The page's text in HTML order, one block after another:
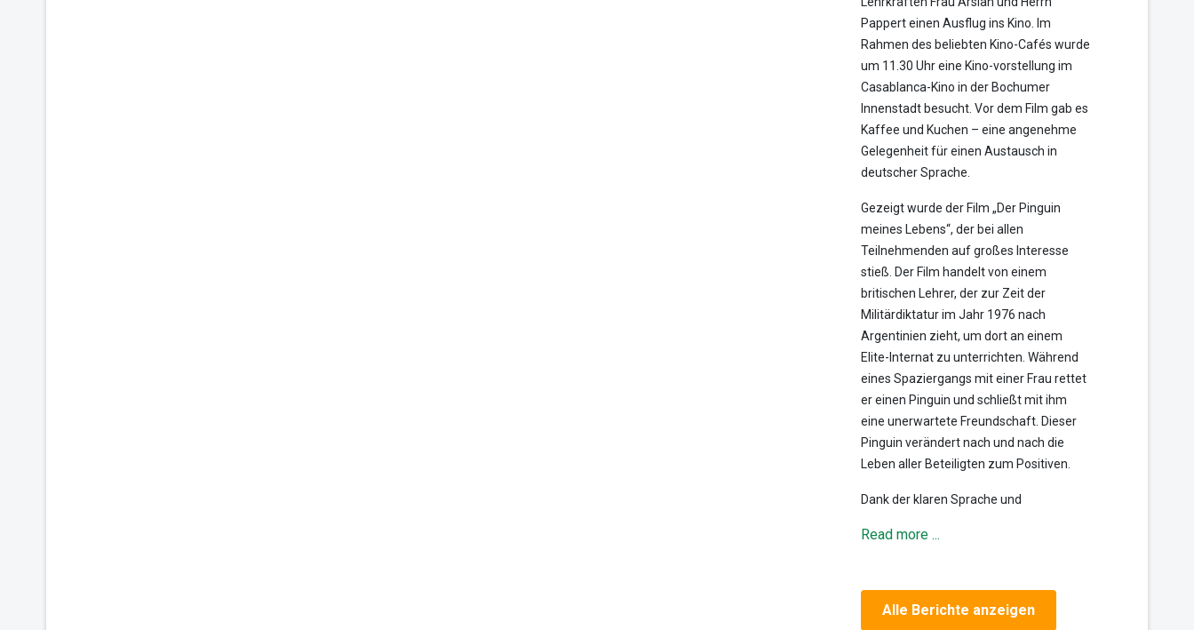
Pappert einen Ausflug ins Kino. Im
Rahmen des beliebten Kino-Cafés wurde
um 11.30 Uhr eine Kino-vorstellung im
Casablanca-Kino in der Bochumer
Innenstadt besucht. Vor dem Film gab es
Kaffee und Kuchen – eine angenehme
Gelegenheit für einen Austausch in
deutscher Sprache.
Gezeigt wurde der Film „Der Pinguin
meines Lebens“, der bei allen
Teilnehmenden auf großes Interesse
stieß. Der Film handelt von einem
britischen Lehrer, der zur Zeit der
Militärdiktatur im Jahr 1976 nach
Argentinien zieht, um dort an einem
Elite-Internat zu unterrichten. Während
eines Spaziergangs mit einer Frau rettet
er einen Pinguin und schließt mit ihm
eine unerwartete Freundschaft. Dieser
Pinguin verändert nach und nach die
Leben aller Beteiligten zum Positiven.
Dank der klaren Sprache und
Read more ...
Alle Berichte anzeigen